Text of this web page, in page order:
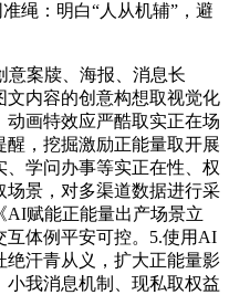
绳：明白“人从机辅”，避
案牍、海报、消息长
文内容的创意构想取视觉化
画特效应严酷取实正在场
，挖掘激励正能量取开展
学问办事等实正在性、权
景，对多渠道数据进行采
AI赋能正能量出产场景立
互体例平安可控。5.使用AI
汗青从义，扩大正能量影
我消息机制、现私取权益